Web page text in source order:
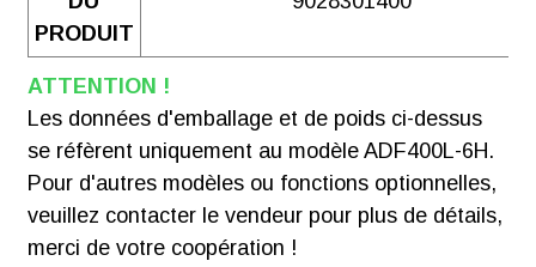
PRODUIT
ATTENTION !
Les données d'emballage et de poids ci-dessus
se réfèrent uniquement au modèle ADF400L-6H.
Pour d'autres modèles ou fonctions optionnelles,
veuillez contacter le vendeur pour plus de détails,
merci de votre coopération !